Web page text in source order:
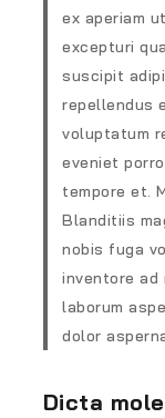
ex aperiam
excepturi
suscipit
repellendus
voluptatum
eveniet
tempore et.
Blanditiis
nobis fuga
inventore ad
laborum
dolor
Dicta